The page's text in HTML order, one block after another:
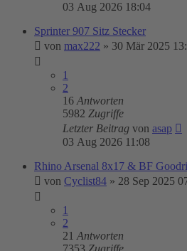
03 Aug 2026 18:04
Sprinter 907 Sitz Stecker
von max222 » 30 Mär 2025
1
2
16 Antworten
5982 Zugriffe
Letzter Beitrag von asap
03 Aug 2026 11:08
Rhino Arsenal 8x17 & BF
von Cyclist84 » 28 Sep 2025
1
2
21 Antworten
7353 Zugriffe